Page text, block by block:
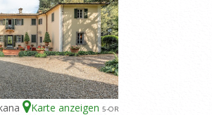
Karte anzeigen 5-OR